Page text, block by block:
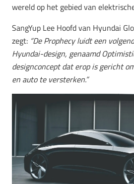
wereld op het gebied van
SangYup Lee Hoofd van Hyundai
zegt: “De Prophecy luidt een
Hyundai-design, genaamd
designconcept dat erop is gericht
en auto te versterken.”